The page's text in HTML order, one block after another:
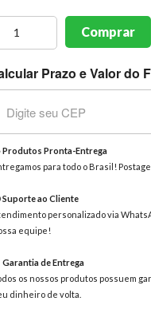
Comprar
Prazo e Valor do
Produtos Pronta-Entrega
para todo o Brasil!
Suporte ao Cliente
personalizado via
equipe!
Garantia de Entrega
os nossos produtos possuem
dinheiro de volta.